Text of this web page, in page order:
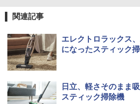
関連記事
エレクトロラックス
になったスティック
日立、軽さそのまま
スティック掃除機